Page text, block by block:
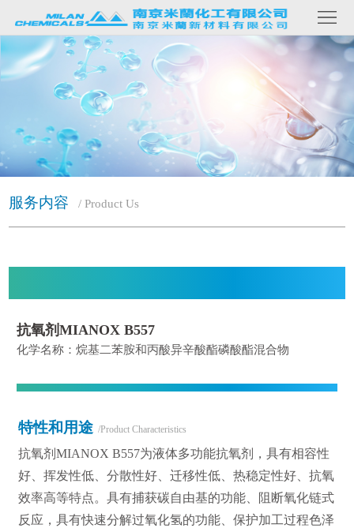
站
关
们
内
容
户
案
新
闻
讯
联
我
服务内容 / Product Us
抗氧剂MIANOX B557
化学名称：烷基二苯胺和丙酸异辛酸酯磷酸酯混合物
特性和用途 /Product Characteristics
抗氧剂MIANOX B557为液体多功能抗氧剂，具有相容性
好、挥发性低、分散性好、迁移性低、热稳定性好、抗氧
效率高等特点。具有捕获碳自由基的功能、阻断氧化链式
反应，具有快速分解过氧化氢的功能、保护加工过程色泽